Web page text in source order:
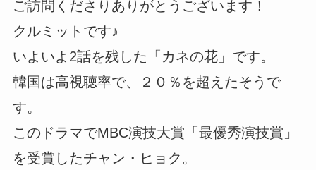
ご訪問くださりありがとうございます！
クルミットです♪
いよいよ2話を残した「カネの花」です。
韓国は高視聴率で、２０％を超えたそうで
す。
このドラマでMBC演技大賞「最優秀演技賞」
を受賞したチャン・ヒョク。